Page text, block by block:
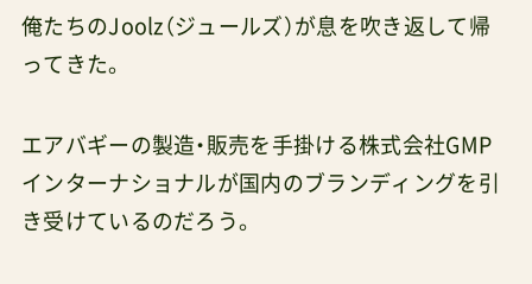
俺たちのJoolz（ジュールズ）が息を吹き返して帰
ってきた。
エアバギーの製造・販売を手掛ける株式会社GMP
インターナショナルが国内のブランディングを引
き受けているのだろう。